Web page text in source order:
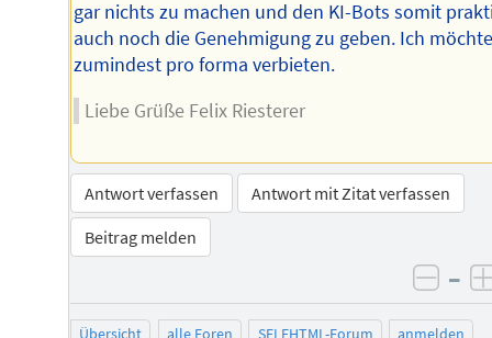
gar nichts zu machen und den KI-Bots somit
auch noch die Genehmigung zu geben. Ich
zumindest pro forma verbieten.
Liebe Grüße Felix Riesterer
Antwort verfassen
Antwort mit Zitat verfassen
Beitrag melden
–